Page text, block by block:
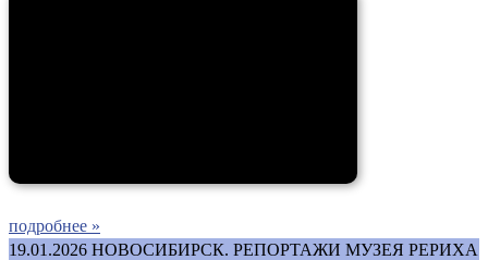
подробнее »
19.01.2026 НОВОСИБИРСК. РЕПОРТАЖИ МУЗЕЯ РЕРИХА